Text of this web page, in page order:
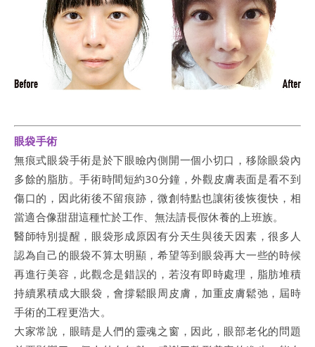
眼袋手術
無痕式眼袋手術是於下眼瞼內側開一個小切口，移除眼袋內
多餘的脂肪。手術時間短約30分鐘，外觀皮膚表面是看不到
傷口的，因此術後不留痕跡，微創特點也讓術後恢復快，相
當適合像甜甜這種忙於工作、無法請長假休養的上班族。
醫師特別提醒，眼袋形成原因有分天生與後天因素，很多人
認為自己的眼袋不算太明顯，希望等到眼袋再大一些的時候
再進行美容，此觀念是錯誤的，若沒有即時處理，脂肪堆積
持續累積成大眼袋，會撐鬆眼周皮膚，加重皮膚鬆弛，屆時
手術的工程更浩大。
大家常說，眼睛是人們的靈魂之窗，因此，眼部老化的問題